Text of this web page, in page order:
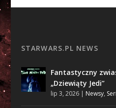
STARWARS.PL NEWS
Fantastyczny
„Dziewiąty Jedi”
lip 3, 2026| Newsy,